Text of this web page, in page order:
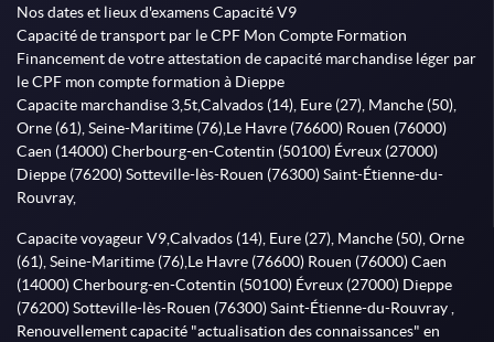
Nos dates et lieux d'examens Capacité V9
Capacité de transport par le CPF Mon Compte Formation
Financement de votre attestation de capacité marchandise léger par
le CPF mon compte formation à Dieppe
Capacite marchandise 3,5t,Calvados (14), Eure (27), Manche (50),
Orne (61), Seine-Maritime (76),Le Havre (76600) Rouen (76000)
Caen (14000) Cherbourg-en-Cotentin (50100) Évreux (27000)
Dieppe (76200) Sotteville-lès-Rouen (76300) Saint-Étienne-du-
Rouvray,
Capacite voyageur V9,Calvados (14), Eure (27), Manche (50), Orne
(61), Seine-Maritime (76),Le Havre (76600) Rouen (76000) Caen
(14000) Cherbourg-en-Cotentin (50100) Évreux (27000) Dieppe
(76200) Sotteville-lès-Rouen (76300) Saint-Étienne-du-Rouvray ,
Renouvellement capacité "actualisation des connaissances" en